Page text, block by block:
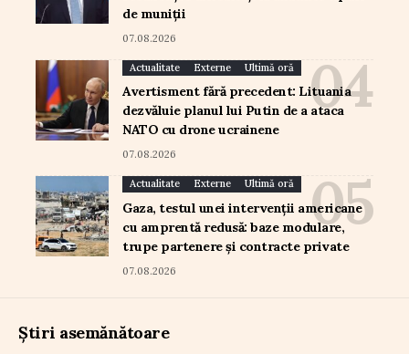
de muniții
07.08.2026
Actualitate Externe Ultimă oră
Avertisment fără precedent: Lituania
dezvăluie planul lui Putin de a ataca
NATO cu drone ucrainene
07.08.2026
Actualitate Externe Ultimă oră
Gaza, testul unei intervenții americane
cu amprentă redusă: baze modulare,
trupe partenere și contracte private
07.08.2026
Știri asemănătoare